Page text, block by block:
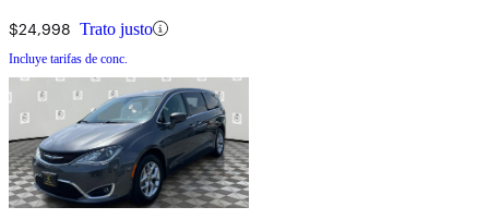
$24,998 Trato justo
Incluye tarifas de conc.